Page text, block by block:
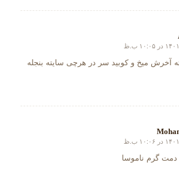
آخرش میخ و کوبید سر در هرچی سایته بنجله
گرم ناموسا